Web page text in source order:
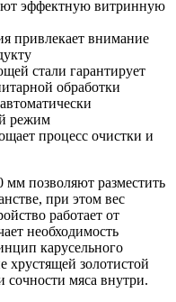
эффектную витринную
привлекает внимание
стали гарантирует
обработки
режим
процесс очистки и
позволяют разместить
при этом вес
работает от
необходимость
карусельного
хрустящей золотистой
сочности мяса внутри.